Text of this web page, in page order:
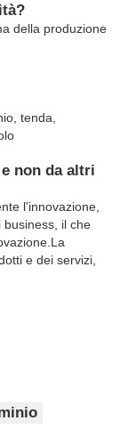
della produzione
tenda,
non da altri
l'innovazione,
business, il che
e dei servizi,